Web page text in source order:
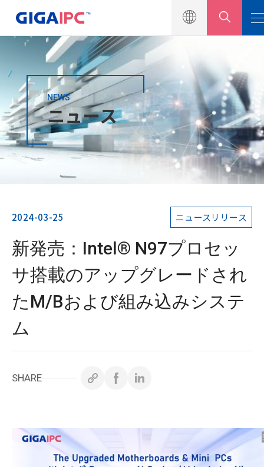
NEWS
ニュース
2024-03-25 ニュースリリース
新発売：Intel® N97プロセッ
サ搭載のアップグレードされ
たM/Bおよび組み込みシステ
ム
SHARE
製品一覧
ソリューション
ニュース
ニュースリリース
イベント
製品カタログ
ホワイトペーパー
サポート＆ダウンロード
お問い合わせ